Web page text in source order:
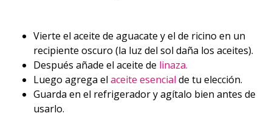
Vierte el aceite de aguacate y el de ricino en un
recipiente oscuro (la luz del sol daña los aceites).
Después añade el aceite de linaza.
Luego agrega el aceite esencial de tu elección.
Guarda en el refrigerador y agítalo bien antes de
usarlo.